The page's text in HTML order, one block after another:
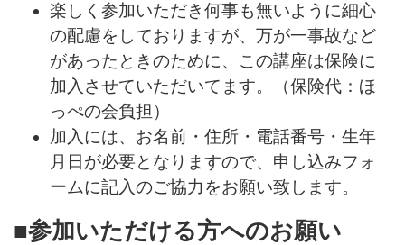
楽しく参加いただき何事も無いように細心
の配慮をしておりますが、万が一事故など
があったときのために、この講座は保険に
加入させていただいてます。（保険代：ほ
っぺの会負担）
加入には、お名前・住所・電話番号・生年
月日が必要となりますので、申し込みフォ
ームに記入のご協力をお願い致します。
■参加いただける方へのお願い